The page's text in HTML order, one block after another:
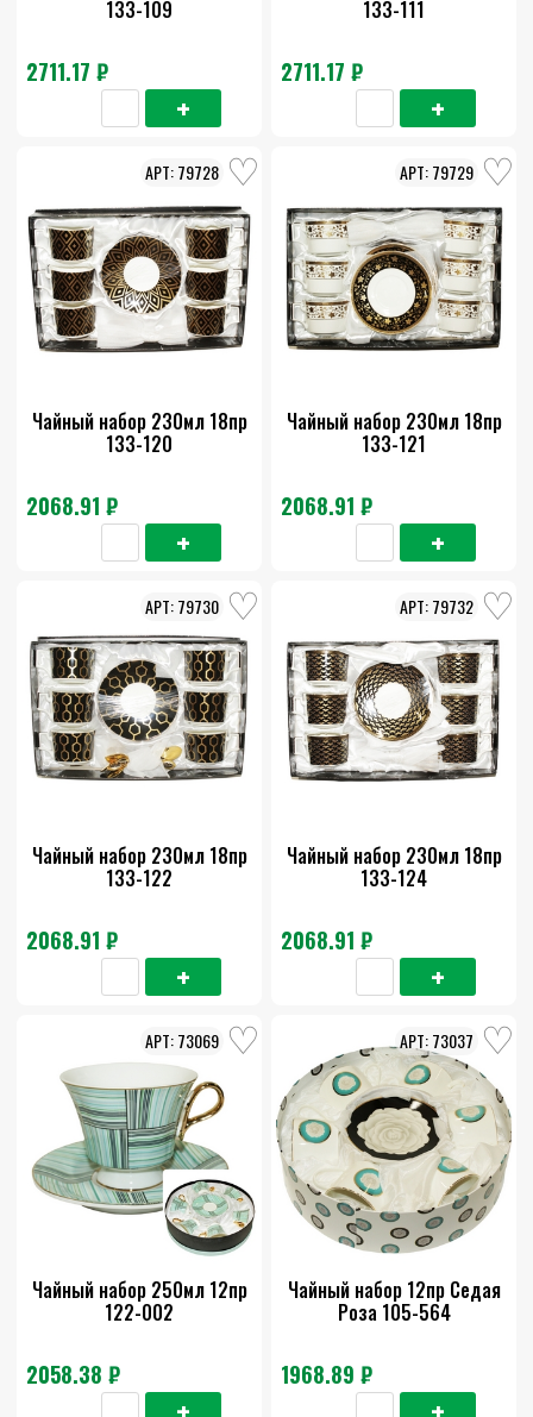
133-109
2711.17 ₽
133-111
2711.17 ₽
Чайный набор 230мл 18пр
133-120
2068.91 ₽
79728
Чайный набор 230мл 18пр
133-121
2068.91 ₽
79729
Чайный набор 230мл 18пр
133-122
2068.91 ₽
79730
Чайный набор 230мл 18пр
133-124
2068.91 ₽
79732
Чайный набор 250мл 12пр
122-002
2058.38 ₽
73069
Чайный набор 12пр Седая
Роза 105-564
1968.89 ₽
73037